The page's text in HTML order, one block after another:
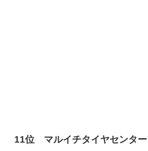
11位 マルイチタイヤセンター